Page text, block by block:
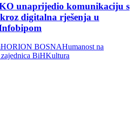
unaprijedio komunikaciju s
digitalna rješenja u
HORION BOSNAHumanost na
BiHKultura